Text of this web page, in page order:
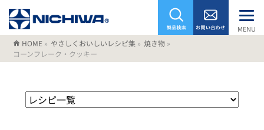
MENU
HOME » やさしくおいしいレシピ集 » 焼き物 »
コーンフレーク・クッキー